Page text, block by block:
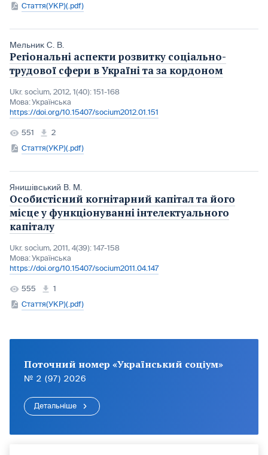
Стаття(УКР)(.pdf)
Мельник С. В.
Регіональні аспекти розвитку соціально-
трудової сфери в Україні та за кордоном
Ukr. socìum, 2012, 1(40): 151-168
Мова:Українська
https://doi.org/10.15407/socium2012.01.151
551
2
Стаття(УКР)(.pdf)
Янишівський В. М.
Особистісний когнітарний капітал та його
місце у функціонуванні інтелектуального
капіталу
Ukr. socìum, 2011, 4(39): 147-158
Мова:Українська
https://doi.org/10.15407/socium2011.04.147
555
1
Стаття(УКР)(.pdf)
Поточний номер «Український соціум»
№ 2 (97) 2026
Детальніше